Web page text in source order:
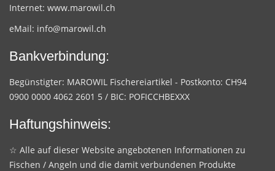
Internet: www.marowil.ch
eMail: info@marowil.ch
Bankverbindung:
Begünstigter: MAROWIL Fischereiartikel - Postkonto: CH94
0900 0000 4062 2601 5 / BIC: POFICCHBEXXX
Haftungshinweis:
☆ Alle auf dieser Website angebotenen Informationen zu
Fischen / Angeln und die damit verbundenen Produkte